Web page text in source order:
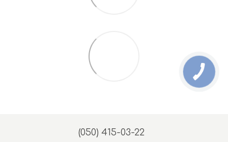
(050) 415-03-22